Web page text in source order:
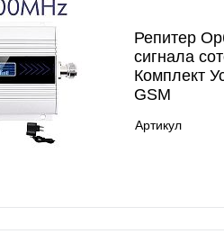
Репитер
сигнала
Комплект
GSM
Артикул